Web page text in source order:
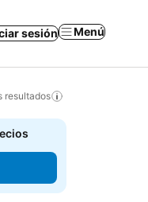
sesión Menú
resultados